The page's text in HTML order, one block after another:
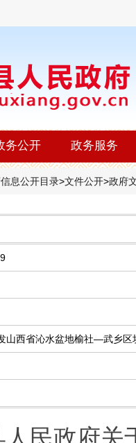
务公开 政务服务
息公开目录>文件公开>政府
山西省沁水盆地榆社—武乡
人民政府